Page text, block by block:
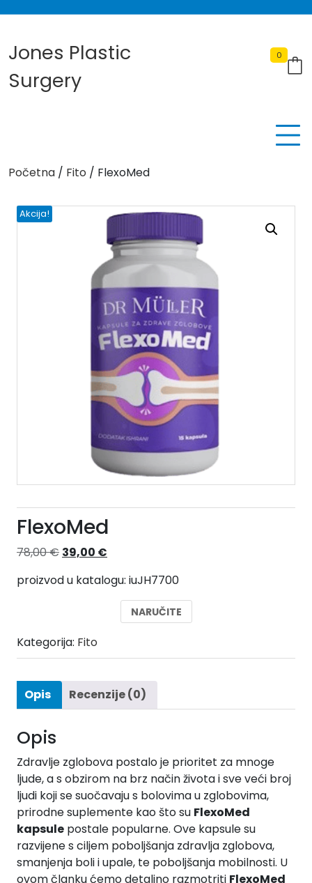
Jones Plastic
Surgery
0
Početna / Fito / FlexoMed
Akcija!
FlexoMed
78,00€ Izvorna
bila
39,00 €
je:
39,00 €.
proizvod u katalogu: iuJH7700
NARUČITE
Kategorija: Fito
Opis Recenzije (0)
Opis
Zdravlje zglobova postalo je prioritet za mnoge
ljude, a s obzirom na brz način života i sve veći broj
ljudi koji se suočavaju s bolovima u zglobovima,
prirodne suplemente kao što su FlexoMed
kapsule postale popularne. Ove kapsule su
razvijene s ciljem poboljšanja zdravlja zglobova,
smanjenja boli i upale, te poboljšanja mobilnosti. U
ovom članku ćemo detaljno razmotriti FlexoMed